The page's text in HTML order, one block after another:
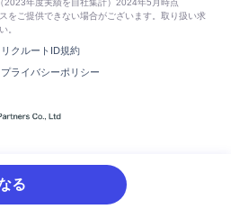
る
2023年度実績を自社集計）2024年5月時点
をご提供できない場合がございます。取り扱い求
。
リクルートID規約
プライバシーポリシー